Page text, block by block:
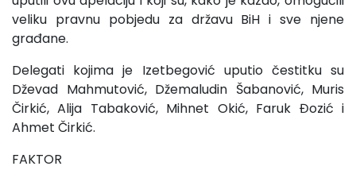
veliku pravnu pobjedu za državu BiH i sve njene
građane.
Delegati kojima je Izetbegović uputio čestitku su
Dževad Mahmutović, Džemaludin Šabanović, Muris
Čirkić, Alija Tabaković, Mihnet Okić, Faruk Đozić i
Ahmet Čirkić.
FAKTOR